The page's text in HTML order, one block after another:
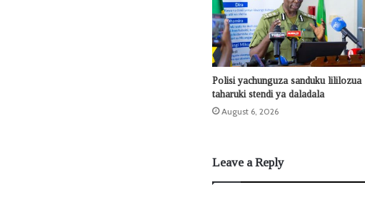
Polisi yachunguza sanduku lililozua
taharuki stendi ya daladala
August 6, 2026
Leave a Reply